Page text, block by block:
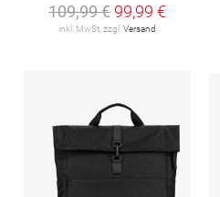
109,99 € 99,99 €
inkl. MwSt. zzgl.Versand